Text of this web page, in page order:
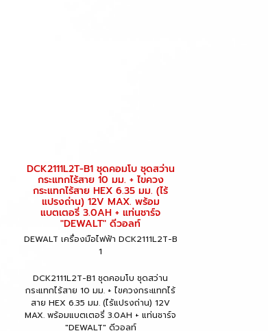
DCK2111L2T-B1 ชุดคอมโบ ชุดสว่าน
กระแทกไร้สาย 10 มม. + ไขควง
กระแทกไร้สาย HEX 6.35 มม. (ไร้
แปรงถ่าน) 12V MAX. พร้อม
แบตเตอรี่ 3.0AH + แท่นชาร์จ
"DEWALT" ดีวอลท์
DEWALT เครื่องมือไฟฟ้า DCK2111L2T-B
1
DCK2111L2T-B1 ชุดคอมโบ ชุดสว่าน
กระแทกไร้สาย 10 มม. + ไขควงกระแทกไร้
สาย HEX 6.35 มม. (ไร้แปรงถ่าน) 12V
MAX. พร้อมแบตเตอรี่ 3.0AH + แท่นชาร์จ
"DEWALT" ดีวอลท์